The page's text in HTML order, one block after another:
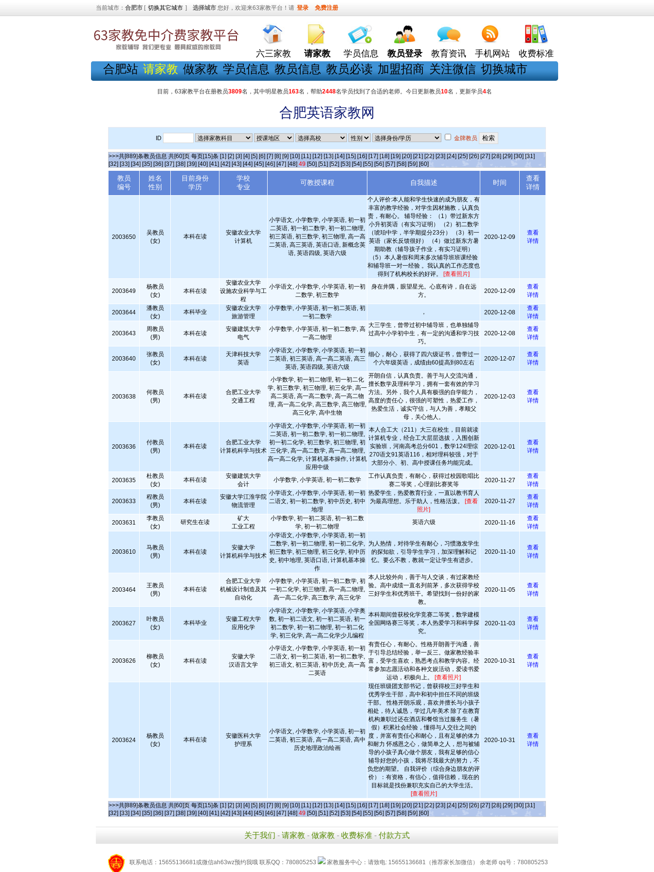
当前城市： 合肥市 [ 切换其它城市 ] 选择城市 您好，欢迎来63家教平台！请 登录 免费注册
六三家教 请家教 学员信息 教员登录 教育资讯 手机网站 收费标准
合肥站 请家教 做家教 学员信息 教员信息 教员必读 加盟招商 关注微信 切换城市
目前，63家教平台在册教员3809名，其中明星教员163名，帮助2448名学员找到了合适的老师。今日更新教员10名，更新学员4名
合肥英语家教网
ID 金牌教员
>>>共[889]条教员信息 共[60]页 每页[15]条 [1] [2] [3] [4] [5] [6] [7] [8] [9] [10] [11] [12] [13] [14] [15] [16] [17] [18] [19] [20] [21] [22] [23] [24] [25] [26] [27] [28] [29] [30] [31]
[32] [33] [34] [35] [36] [37] [38] [39] [40] [41] [42] [43] [44] [45] [46] [47] [48] 49 [50] [51] [52] [53] [54] [55] [56] [57] [58] [59] [60]
教员
编号
姓名
性别
目前身份
学历
学校
专业
可教授课程 自我描述 时间
查看
详情
2003650
吴教员
(女)
本科在读
安徽农业大学
计算机
小学语文, 小学数学, 小学英语, 初一初
二英语, 初一初二数学, 初一初二物理,
初三英语, 初三数学, 初三物理, 高一高
二英语, 高三英语, 英语口语, 新概念英
语, 英语四级, 英语六级
个人评价:本人能和学生快速的成为朋友，有
丰富的教学经验，对学生因材施教，认真负
责，有耐心。 辅导经验： （1）带过新东方
小升初英语（有实习证明） （2）初二数学
（琥珀中学，半学期提分23分） （3）初一
英语（家长反馈很好） （4）做过新东方暑
期助教（辅导孩子作业，有实习证明）
（5）本人暑假和周末多次辅导班班课经验
和辅导班一对一经验 。我认真的工作态度也
得到了机构校长的好评。 [查看照片]
2020-12-09
查看
详情
2003649
杨教员
(女)
本科在读
安徽农业大学
设施农业科学与工
程
小学语文, 小学数学, 小学英语, 初一初
二数学, 初三数学
身在井隅，眼望星光。心底有诗，自在远
方。
2020-12-09
查看
详情
2003644
潘教员
(女)
本科毕业
安徽农业大学
旅游管理
小学数学, 小学英语, 初一初二英语, 初
一初二数学
， 2020-12-08
查看
详情
2003643
周教员
(男)
本科在读
安徽建筑大学
电气
小学数学, 小学英语, 初一初二数学, 高
一高二物理
大三学生，曾带过初中辅导班，也单独辅导
过高中小学初中生，有一定的沟通和学习技
巧。
2020-12-08
查看
详情
2003640
张教员
(女)
本科在读
天津科技大学
英语
小学语文, 小学数学, 小学英语, 初一初
二英语, 初三英语, 高一高二英语, 高三
英语, 英语四级, 英语六级
细心，耐心，获得了四六级证书，曾带过一
个六年级英语，成绩由60提高到80左右
2020-12-07
查看
详情
2003638
何教员
(男)
本科在读
合肥工业大学
交通工程
小学数学, 初一初二物理, 初一初二化
学, 初三数学, 初三物理, 初三化学, 高一
高二英语, 高一高二数学, 高一高二物
理, 高一高二化学, 高三数学, 高三物理,
高三化学, 高中生物
开朗自信，认真负责。善于与人交流沟通，
擅长数学及理科学习，拥有一套有效的学习
方法。另外，我个人具有极强的自学能力，
高度的责任心，很强的可塑性，热爱工作，
热爱生活，诚实守信，与人为善，孝顺父
母，关心他人。
2020-12-03
查看
详情
2003636
付教员
(男)
本科在读
合肥工业大学
计算机科学与技术
小学语文, 小学数学, 小学英语, 初一初
二英语, 初一初二数学, 初一初二物理,
初一初二化学, 初三数学, 初三物理, 初
三化学, 高一高二数学, 高一高二物理,
高一高二化学, 计算机基本操作, 计算机
应用中级
本人合工大（211）大三在校生，目前就读
计算机专业，经合工大层层选拔，入围创新
实验班，河南高考总分601，数学124理综
270语文91英语116，相对理科较强，对于
大部分小、初、高中授课任务均能完成。
2020-12-01
查看
详情
2003635
杜教员
(女)
本科在读
安徽建筑大学
会计
小学数学, 小学英语, 初一初二数学
工作认真负责，有耐心，获得过校园歌唱比
赛二等奖，心理剧比赛奖等
2020-11-27
查看
详情
2003633
程教员
(男)
本科在读
安徽大学江淮学院
物流管理
小学语文, 小学数学, 小学英语, 初一初
二语文, 初一初二数学, 初中历史, 初中
地理
热爱学生，热爱教育行业，一直以教书育人
为最高理想。乐于助人，性格活泼。
[查看
照片]
2020-11-27
查看
详情
2003631
李教员
(女)
研究生在读
矿大
工业工程
小学数学, 初一初二英语, 初一初二数
学, 初一初二物理
英语六级 2020-11-16
查看
详情
2003610
马教员
(男)
本科在读
安徽大学
计算机科学与技术
小学语文, 小学数学, 小学英语, 初一初
二数学, 初一初二物理, 初一初二化学,
初三数学, 初三物理, 初三化学, 初中历
史, 初中地理, 英语口语, 计算机基本操
作
为人热情，对待学生有耐心，习惯激发学生
的探知欲，引导学生学习，加深理解和记
忆。要么不教，教就一定让学生有进步。
2020-11-10
查看
详情
2003464
王教员
(男)
本科在读
合肥工业大学
机械设计制造及其
自动化
小学数学, 小学英语, 初一初二数学, 初
一初二化学, 初三物理, 高一高二物理,
高一高二化学, 高三数学, 高三化学
本人比较外向，善于与人交谈，有过家教经
验。高中成绩一直名列前茅，多次获得学校
三好学生和优秀班干。希望找到一份好的家
教。
2020-11-05
查看
详情
2003627
叶教员
(女)
本科毕业
安徽工程大学
应用化学
小学语文, 小学数学, 小学英语, 小学奥
数, 初一初二语文, 初一初二英语, 初一
初二数学, 初一初二物理, 初一初二化
学, 初三化学, 高一高二化学少儿编程
本科期间曾获校化学竞赛二等奖，数学建模
全国网络赛三等奖，本人热爱学习和科学探
究。
2020-11-03
查看
详情
2003626
柳教员
(女)
本科在读
安徽大学
汉语言文学
小学语文, 小学数学, 小学英语, 初一初
二语文, 初一初二英语, 初一初二数学,
初三语文, 初三英语, 初中历史, 高一高
二英语
有责任心，有耐心。性格开朗善于沟通，善
于引导总结经验，举一反三。做家教经验丰
富，受学生喜欢，熟悉考点和教学内容。经
常参加志愿活动和各种文娱活动，爱读书爱
运动，积极向上。 [查看照片]
2020-10-31
查看
详情
2003624
杨教员
(女)
本科在读
安徽医科大学
护理系
小学语文, 小学数学, 小学英语, 初一初
二英语, 初三英语, 高一高二英语, 高中
历史地理政治绘画
现任班级团支部书记，曾获得校三好学生和
优秀学生干部，高中和初中担任不同的班级
干部。 性格开朗乐观，喜欢并擅长与小孩子
相处，待人诚恳，学过几年美术 除了在教育
机构兼职过还在酒店和餐馆当过服务生（暑
假）积累社会经验，懂得与人交往之间的
度，并富有责任心和耐心，且有足够的体力
和耐力 怀感恩之心，做简单之人，想与被辅
导的小孩子真心做个朋友，我有足够的信心
辅导好您的小孩，我将尽我最大的努力，不
负您的期望。 自我评价（综合身边朋友的评
价）：有资格，有信心，值得信赖，现在的
目标就是找份兼职充实自己的大学生活。
[查看照片]
2020-10-31
查看
详情
>>>共[889]条教员信息 共[60]页 每页[15]条 [1] [2] [3] [4] [5] [6] [7] [8] [9] [10] [11] [12] [13] [14] [15] [16] [17] [18] [19] [20] [21] [22] [23] [24] [25] [26] [27] [28] [29] [30] [31]
[32] [33] [34] [35] [36] [37] [38] [39] [40] [41] [42] [43] [44] [45] [46] [47] [48] 49 [50] [51] [52] [53] [54] [55] [56] [57] [58] [59] [60]
关于我们 - 请家教 - 做家教 - 收费标准 - 付款方式
联系电话：15655136681或微信ah63wz预约我哦 联系QQ：780805253 家教服务中心：请致电: 15655136681（推荐家长加微信） 余老师 qq号：780805253